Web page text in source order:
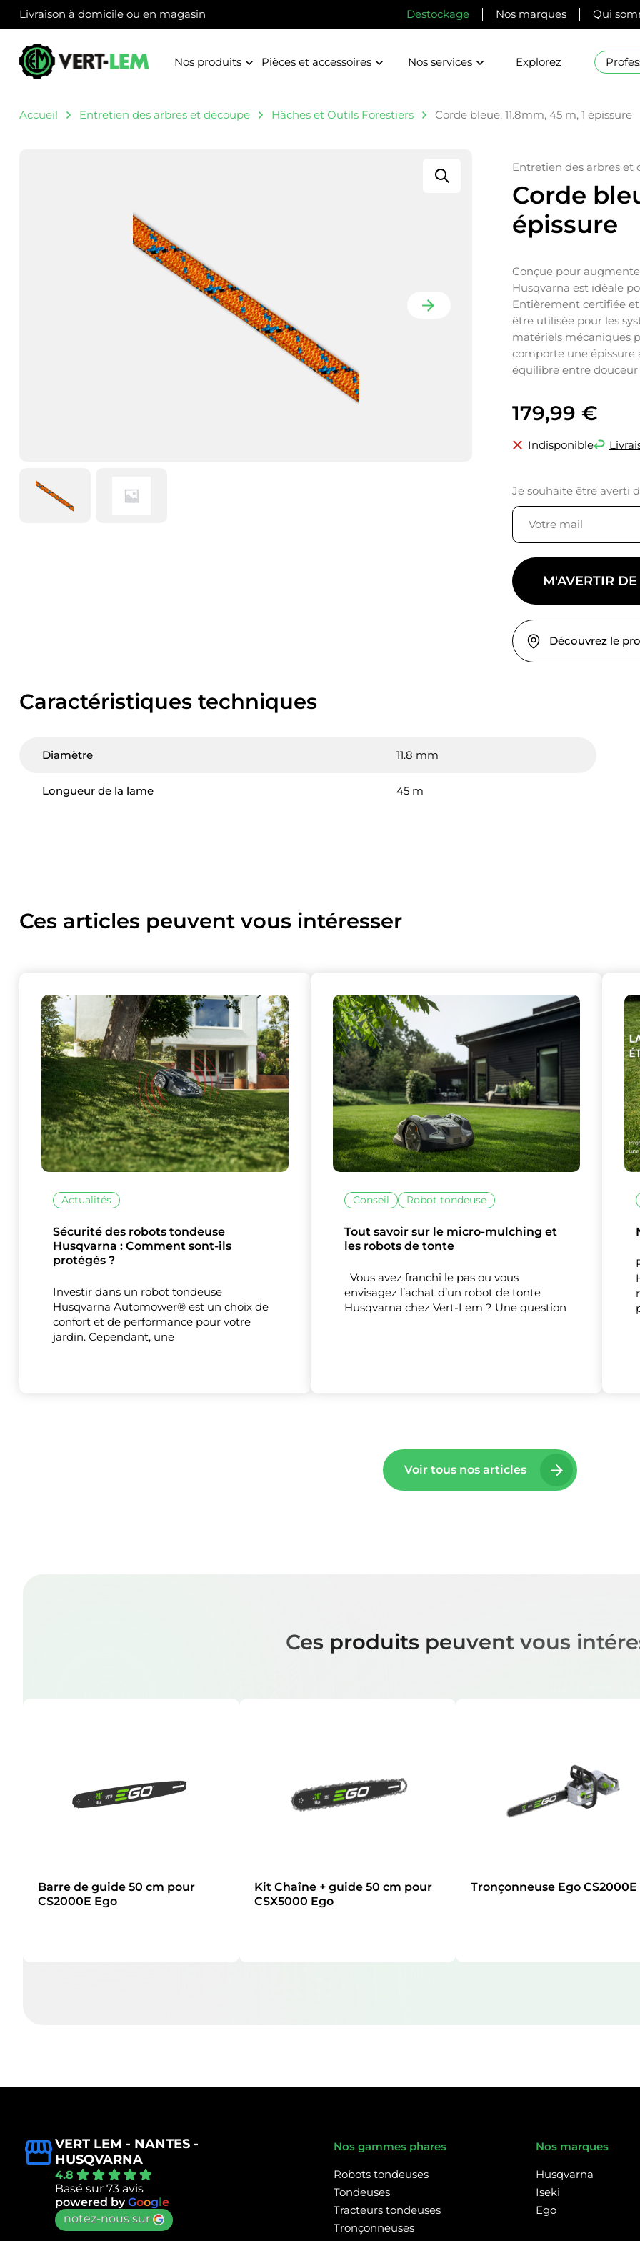
Ce site utilise des cookies et vous donne le contrôle
Mesure d'audience
Tout accepter Tout refuser Personnaliser
Livraison à domicile ou en magasin Destockage Nos marques Qui
Nos produits Pièces et accessoires Nos services Explorez
Accueil Entretien des arbres et découpe Hâches et Outils Forestiers Corde bleue, 11.8mm, 45 m, 1 épissure
Entretien des arbres et
Corde
épissure
Conçue pour
Husqvarna est idéale
Entièrement certifiée
être utilisée pour les
matériels mécaniques
comporte une
équilibre entre douceur
179,99 €
Indisponible
Je souhaite être averti
M'AVERTIR
Découvrez le
Caractéristiques techniques
Diamètre 11.8 mm
Longueur de la lame 45 m
Ces articles peuvent vous intéresser
Actualités
Sécurité des robots tondeuse
Husqvarna : Comment sont-ils
protégés ?
Investir dans un robot tondeuse
Husqvarna Automower® est un choix de
confort et de performance pour votre
jardin. Cependant, une
Conseil Robot tondeuse
Tout savoir sur le micro-mulching et
les robots de tonte
Vous avez franchi le pas ou vous
envisagez l’achat d’un robot de tonte
Husqvarna chez Vert-Lem ? Une question
Voir tous nos articles
Ces produits peuvent vous
Barre de guide 50 cm pour
CS2000E Ego
Kit Chaîne + guide 50 cm pour
CSX5000 Ego
Tronçonneuse Ego CS2000E
VERT LEM - NANTES -
HUSQVARNA
4.8
Basé sur 73 avis
powered byGoogle
notez-nous sur
Nos gammes phares
Robots tondeuses
Tondeuses
Tracteurs tondeuses
Tronçonneuses
Nos marques
Husqvarna
Iseki
Ego